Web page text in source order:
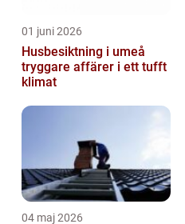
01 juni 2026
Husbesiktning i umeå
tryggare affärer i ett tufft
klimat
04 maj 2026